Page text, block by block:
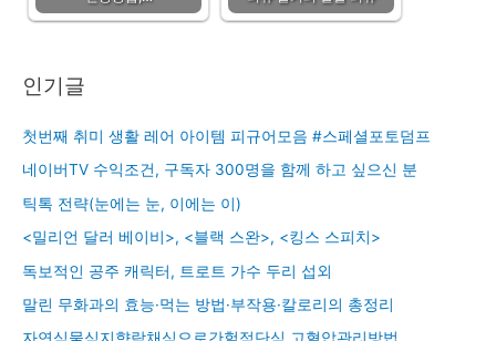
인기글
첫번째 취미 생활 레어 아이템 피규어모음 #스페셜포토덤프
네이버TV 수익조건, 구독자 300명을 함께 하고 싶으신 분
틱톡 전략(눈에는 눈, 이에는 이)
<밀리언 달러 베이비>, <블랙 스완>, <킹스 스피치>
독보적인 공주 캐릭터, 트로트 가수 두리 섭외
말린 무화과의 효능·먹는 방법·부작용·칼로리의 총정리